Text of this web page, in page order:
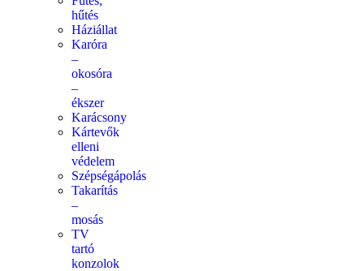
hűtés
Háziállat
Karóra
–
okosóra
–
ékszer
Karácsony
Kártevők
elleni
védelem
Szépségápolás
Takarítás
–
mosás
TV
tartó
konzolok